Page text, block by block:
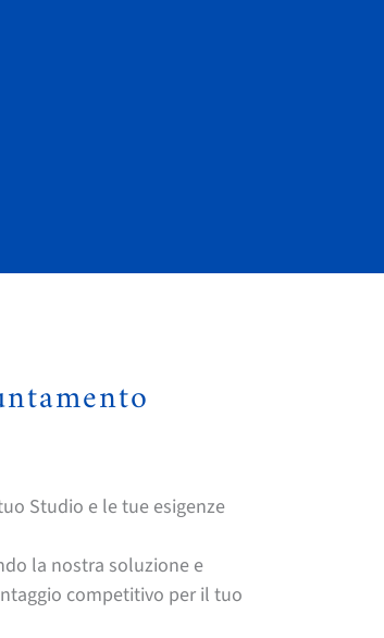
Studio e le tue esigenze
la nostra soluzione e
competitivo per il tuo